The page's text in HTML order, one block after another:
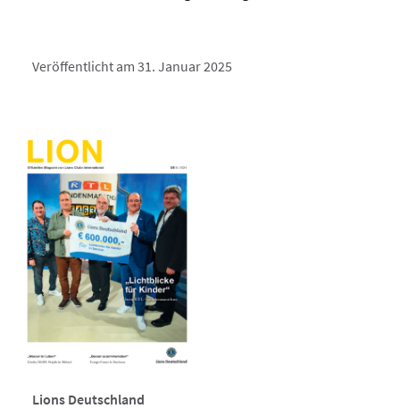
Veröffentlicht am 31. Januar 2025
Lions Deutschland